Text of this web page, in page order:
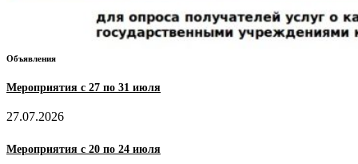
Объявления
Мероприятия с 27 по 31 июля
27.07.2026
Мероприятия с 20 по 24 июля